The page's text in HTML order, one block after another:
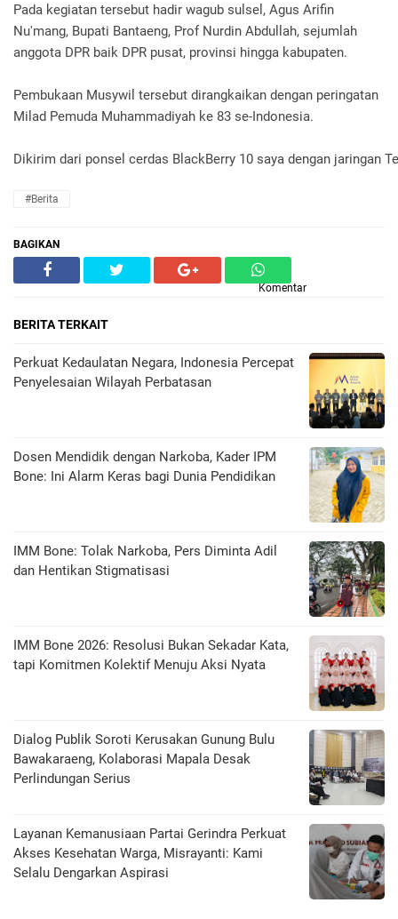
Pada kegiatan tersebut hadir wagub sulsel, Agus Arifin
Nu'mang, Bupati Bantaeng, Prof Nurdin Abdullah, sejumlah
anggota DPR baik DPR pusat, provinsi hingga kabupaten.
Pembukaan Musywil tersebut dirangkaikan dengan peringatan
Milad Pemuda Muhammadiyah ke 83 se-Indonesia.
Dikirim dari ponsel cerdas BlackBerry 10 saya dengan jaringan
#Berita
BAGIKAN
Komentar
BERITA TERKAIT
Perkuat Kedaulatan Negara, Indonesia Percepat
Penyelesaian Wilayah Perbatasan
Dosen Mendidik dengan Narkoba, Kader IPM
Bone: Ini Alarm Keras bagi Dunia Pendidikan
IMM Bone: Tolak Narkoba, Pers Diminta Adil
dan Hentikan Stigmatisasi
IMM Bone 2026: Resolusi Bukan Sekadar Kata,
tapi Komitmen Kolektif Menuju Aksi Nyata
Dialog Publik Soroti Kerusakan Gunung Bulu
Bawakaraeng, Kolaborasi Mapala Desak
Perlindungan Serius
Layanan Kemanusiaan Partai Gerindra Perkuat
Akses Kesehatan Warga, Misrayanti: Kami
Selalu Dengarkan Aspirasi